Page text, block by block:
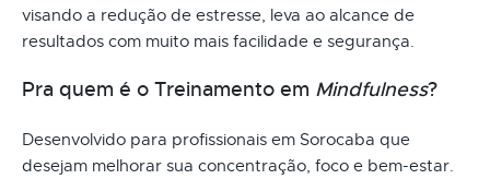
visando a redução de estresse, leva ao alcance de
resultados com muito mais facilidade e segurança.
Pra quem é o Treinamento em Mindfulness?
Desenvolvido para profissionais em Sorocaba que
desejam melhorar sua concentração, foco e bem-estar.